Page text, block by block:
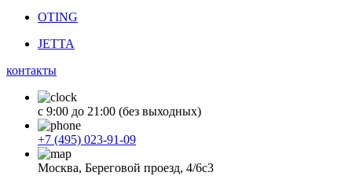
OTING
JETTA
контакты
с 9:00 до 21:00 (без выходных)
+7 (495) 023-91-09
Москва, Береговой проезд, 4/6с3